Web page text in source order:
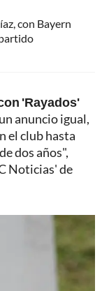
con Bayern
'Rayados'
anuncio igual,
el club hasta
dos años",
Noticias' de